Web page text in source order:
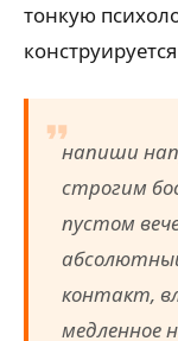
тонкую
напиши
строгим
пустом
контакт,
медленное